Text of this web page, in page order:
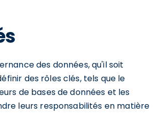
des données, qu'il soit
des rôles clés, tels que le
de bases de données et les
leurs responsabilités en matière